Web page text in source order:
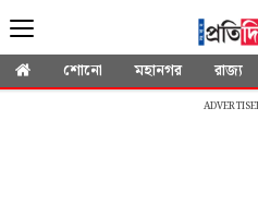
শোনো মহানগর রাজ্য